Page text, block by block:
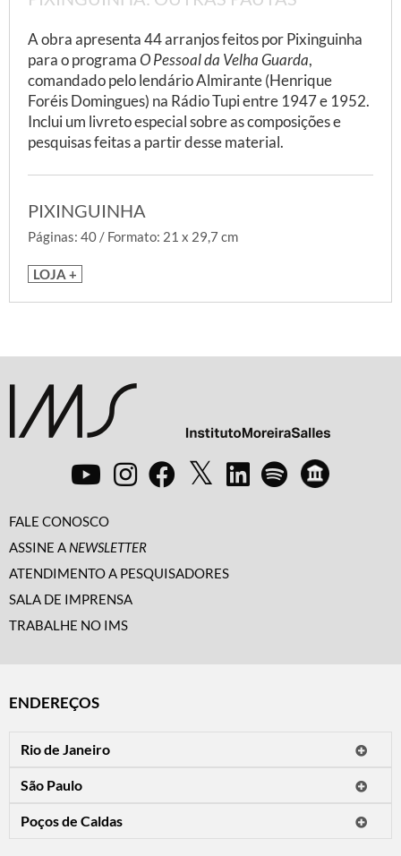
A obra apresenta 44 arranjos feitos por Pixinguinha
para o programaO Pessoal da Velha Guarda,
comandado pelo lendário Almirante (Henrique
Foréis Domingues) na Rádio Tupi entre 1947 e 1952.
Inclui um livreto especial sobre as composições e
pesquisas feitas a partir desse material.
PIXINGUINHA
Páginas: 40 / Formato: 21 x 29,7 cm
LOJA +
FALE CONOSCO
ASSINE A NEWSLETTER
ATENDIMENTO A PESQUISADORES
SALA DE IMPRENSA
TRABALHE NO IMS
ENDEREÇOS
Rio de Janeiro
Horário de visitação: a programação do IMS no Rio de Janeiro será
apresentada em instituições culturais parceiras.
São Paulo
CEP 01310-300 - São Paulo/SP
Poços de Caldas